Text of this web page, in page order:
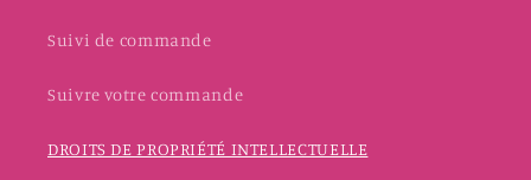
Suivi de commande
Suivre votre commande
DROITS DE PROPRIÉTÉ INTELLECTUELLE